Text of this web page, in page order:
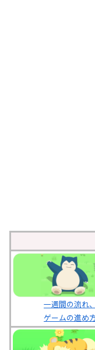
一週間の流れ、
ゲームの進め